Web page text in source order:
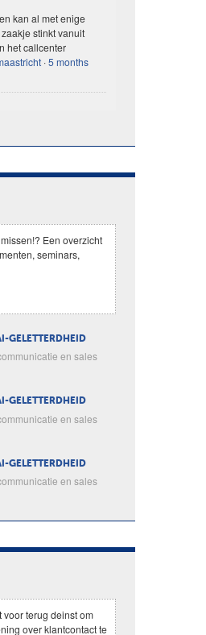
kan al met enige
stinkt vanuit
het callcenter
·5 months
Een overzicht
seminars,
GELETTERDHEID
en sales
GELETTERDHEID
en sales
GELETTERDHEID
en sales
terug deinst om
over klantcontact te